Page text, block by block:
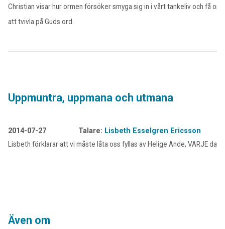
Christian visar hur ormen försöker smyga sig in i vårt tankeliv och få oss
att tvivla på Guds ord.
Uppmuntra, uppmana och utmana
2014-07-27 Talare: Lisbeth Esselgren Ericsson
Lisbeth förklarar att vi måste låta oss fyllas av Helige Ande, VARJE dag.
Även om